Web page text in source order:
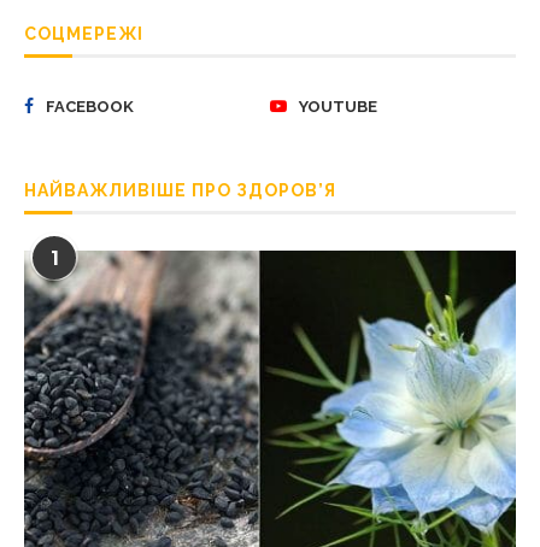
СОЦМЕРЕЖІ
FACEBOOK YOUTUBE
НАЙВАЖЛИВІШЕ ПРО ЗДОРОВ’Я
1